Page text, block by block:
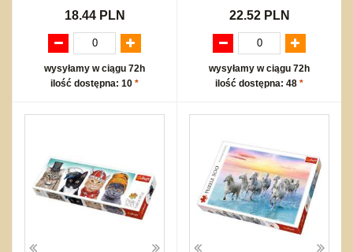
18.44 PLN
wysyłamy w ciągu 72h
ilość dostępna: 10 *
22.52 PLN
wysyłamy w ciągu 72h
ilość dostępna: 48 *